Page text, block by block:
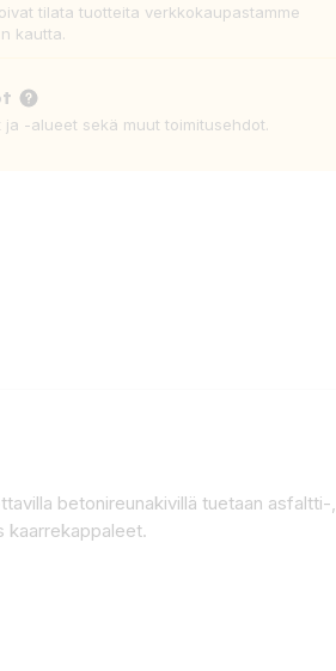
tilata tuotteita verkkokaupastamme
kautta.
ja -alueet sekä muut toimitusehdot.
betonireunakivillä tuetaan asfaltti-,
kaarrekappaleet.